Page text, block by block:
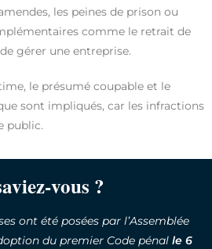
les peines de prison ou
comme le retrait de
gérer une entreprise.
le présumé coupable et le
sont impliqués, car les infractions
public.
vous ?
ont été posées par l’Assemblée
du premier Code pénal le 6